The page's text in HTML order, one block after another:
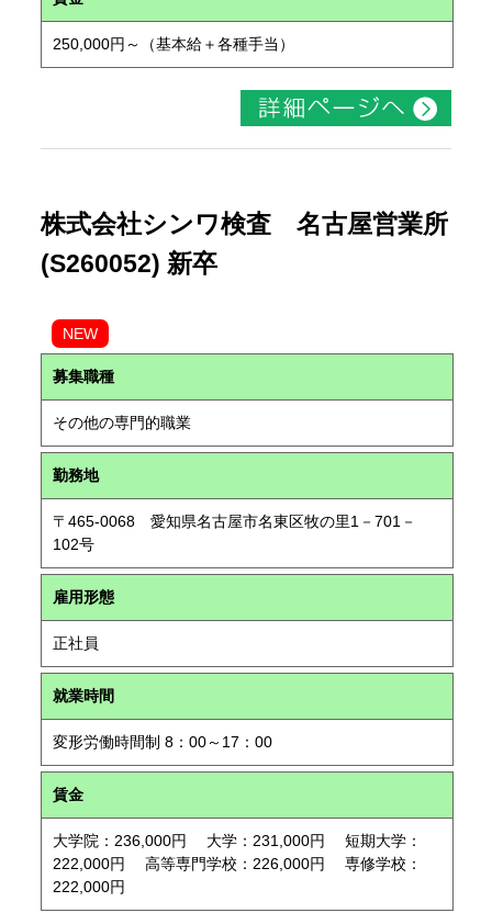
250,000円～（基本給＋各種手当）
株式会社シンワ検査 名古屋営業所
(S260052) 新卒
NEW
募集職種
その他の専門的職業
勤務地
〒465-0068 愛知県名古屋市名東区牧の里1－701－
102号
雇用形態
正社員
就業時間
変形労働時間制 8：00～17：00
賃金
大学院：236,000円 大学：231,000円 短期大学：
222,000円 高等専門学校：226,000円 専修学校：
222,000円